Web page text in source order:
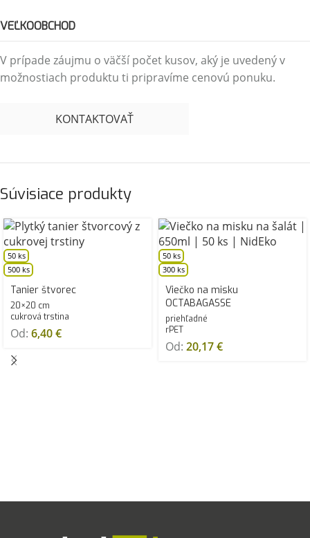
VEĽKOOBCHOD
V prípade záujmu o väčší počet kusov, aký je uvedený v
možnostiach produktu ti pripravíme cenovú ponuku.
KONTAKTOVAŤ
Súvisiace produkty
50 ks
500 ks
Tanier štvorec
20×20 cm
cukrová trstina
Od: 6,40€
50 ks
300 ks
Viečko na misku
OCTABAGASSE
priehľadné
rPET
Od: 20,17€